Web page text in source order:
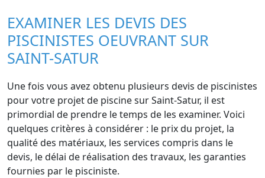
EXAMINER LES DEVIS DES
PISCINISTES OEUVRANT SUR
SAINT-SATUR
Une fois vous avez obtenu plusieurs devis de piscinistes
pour votre projet de piscine sur Saint-Satur, il est
primordial de prendre le temps de les examiner. Voici
quelques critères à considérer : le prix du projet, la
qualité des matériaux, les services compris dans le
devis, le délai de réalisation des travaux, les garanties
fournies par le pisciniste.